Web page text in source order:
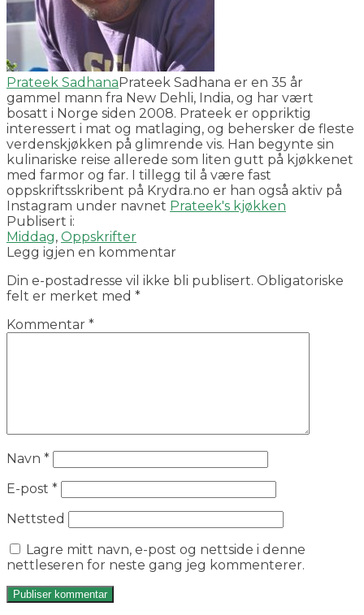
Prateek SadhanaPrateek Sadhana er en 35 år
gammel mann fra New Dehli, India, og har vært
bosatt i Norge siden 2008. Prateek er oppriktig
interessert i mat og matlaging, og behersker de fleste
verdenskjøkken på glimrende vis. Han begynte sin
kulinariske reise allerede som liten gutt på kjøkkenet
med farmor og far. I tillegg til å være fast
oppskriftsskribent på Krydra.no er han også aktiv på
Instagram under navnet Prateek's kjøkken
Publisert i:
Middag, Oppskrifter
Legg igjen en kommentar
Din e-postadresse vil ikke bli publisert. Obligatoriske
felt er merket med *
Kommentar *
Navn *
E-post *
Nettsted
Lagre mitt navn, e-post og nettside i denne
nettleseren for neste gang jeg kommenterer.